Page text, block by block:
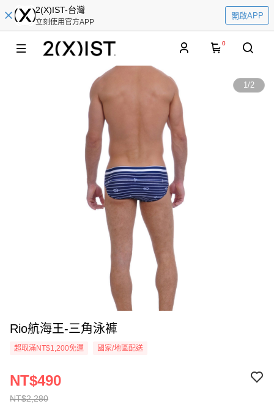
2(X)IST-台灣
立刻使用官方APP
開啟APP
0
1/2
Rio航海王-三角泳褲
超取滿NT$1,200免運 國家/地區配送
NT$2,280
NT$490